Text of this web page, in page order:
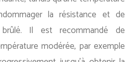
la résistance et de
Il est recommandé de
modérée, par exemple